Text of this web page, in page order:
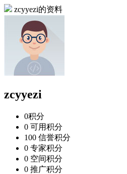
zcyyezi的资料
zcyyezi
0积分
0 可用积分
100 信誉积分
0 专家积分
0 空间积分
0 推广积分